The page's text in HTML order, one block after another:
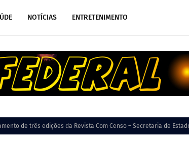
NOTÍCIAS ENTRETENIMENTO
de três edições da Revista Com Censo – Secretaria de